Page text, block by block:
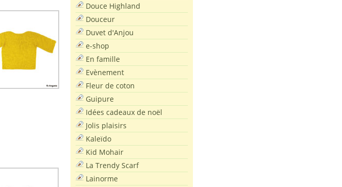
Douce Highland
Douceur
Duvet d'Anjou
e-shop
En famille
Evènement
Fleur de coton
Guipure
Idées cadeaux de noël
Jolis plaisirs
Kaleïdo
Kid Mohair
La Trendy Scarf
Lainorme